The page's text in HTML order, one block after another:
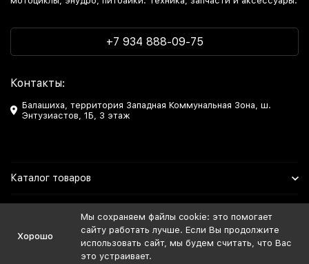
+7 934 888-09-75
Контакты:
Балашиха, территория Западная Коммунальная Зона, ш.
Энтузиастов, 1Б, 3 этаж
Каталог товаров
Мы в Соцсетях
Хорошо
Мы сохраняем файлы cookie: это помогает
сайту работать лучше. Если Вы продолжите
использовать сайт, мы будем считать, что Вас
это устраивает.